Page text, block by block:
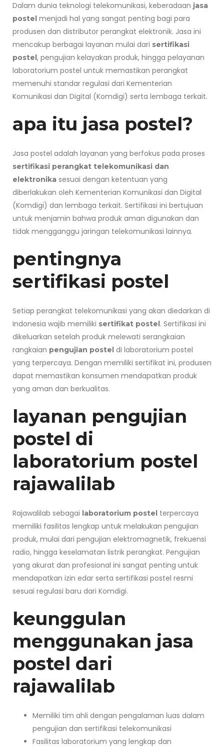
Dalam dunia teknologi telekomunikasi, keberadaan jasa
postel menjadi hal yang sangat penting bagi para
produsen dan distributor perangkat elektronik. Jasa ini
mencakup berbagai layanan mulai dari sertifikasi
postel, pengujian kelayakan produk, hingga pelayanan
laboratorium postel untuk memastikan perangkat
memenuhi standar regulasi dari Kementerian
Komunikasi dan Digital (Komdigi) serta lembaga terkait.
apa itu jasa postel?
Jasa postel adalah layanan yang berfokus pada proses
sertifikasi perangkat telekomunikasi dan
elektronika sesuai dengan ketentuan yang
diberlakukan oleh Kementerian Komunikasi dan Digital
(Komdigi) dan lembaga terkait. Sertifikasi ini bertujuan
untuk menjamin bahwa produk aman digunakan dan
tidak mengganggu jaringan telekomunikasi lainnya.
pentingnya
sertifikasi postel
Setiap perangkat telekomunikasi yang akan diedarkan di
Indonesia wajib memiliki sertifikat postel. Sertifikasi ini
dikeluarkan setelah produk melewati serangkaian
rangkaian pengujian postel di laboratorium postel
yang terpercaya. Dengan memiliki sertifikat ini, produsen
dapat memastikan konsumen mendapatkan produk
yang aman dan berkualitas.
layanan pengujian
postel di
laboratorium postel
rajawalilab
Rajawalilab sebagai laboratorium postel terpercaya
memiliki fasilitas lengkap untuk melakukan pengujian
produk, mulai dari pengujian elektromagnetik, frekuensi
radio, hingga keselamatan listrik perangkat. Pengujian
yang akurat dan profesional ini sangat penting untuk
mendapatkan izin edar serta sertifikasi postel resmi
sesuai regulasi baru dari Komdigi.
keunggulan
menggunakan jasa
postel dari
rajawalilab
Memiliki tim ahli dengan pengalaman luas dalam
pengujian dan sertifikasi telekomunikasi
Fasilitas laboratorium yang lengkap dan